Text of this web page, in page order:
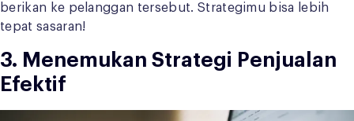
berikan ke pelanggan tersebut. Strategimu bisa lebih
tepat sasaran!
3. Menemukan Strategi Penjualan
Efektif